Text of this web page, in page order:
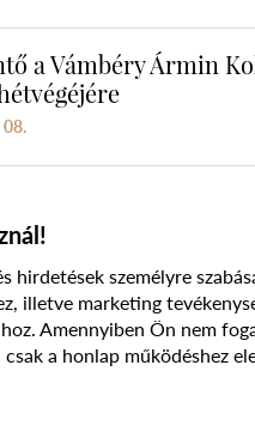
a Vámbéry Ármin
08.
© 2017 -
hirdetések személyre
illetve marketing
Amennyiben Ön nem
a honlap működéshez